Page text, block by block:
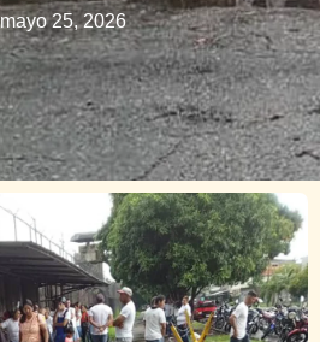
mayo 25, 2026